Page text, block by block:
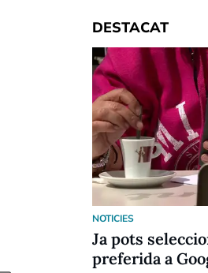
DESTACAT
NOTICIES
Ja pots
preferida a